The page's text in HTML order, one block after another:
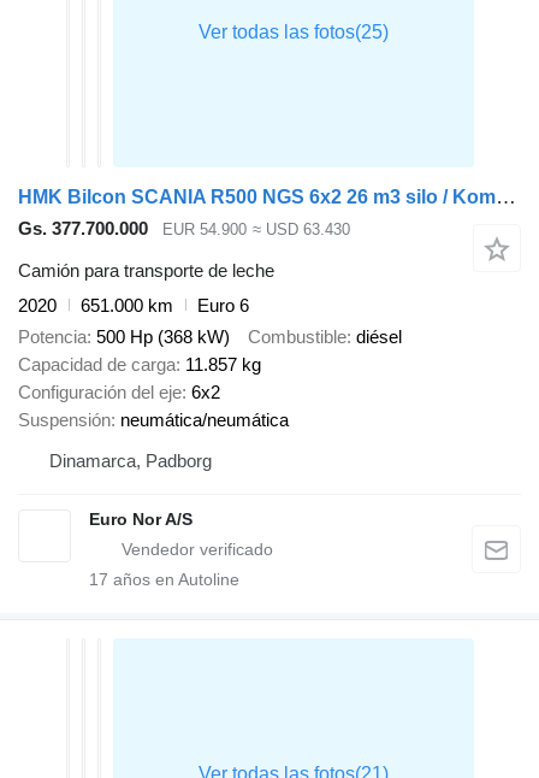
HMK Bilcon SCANIA R500 NGS 6x2 26 m3 silo / Kompressor / Retarder
Gs. 377.700.000 EUR 54.900 ≈ USD 63.430
Camión para transporte de leche
2020
651.000 km
Euro 6
Potencia 500 Hp (368 kW) Combustible diésel
Capacidad de carga 11.857 kg
Configuración del eje 6x2
Suspensión neumática/neumática
Dinamarca, Padborg
Euro Nor A/S
17 años en Autoline